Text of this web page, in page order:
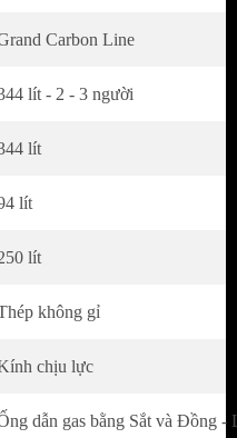
dụng
mặt được mạ crom
lê tổ ong độc đáo,
kế tinh tế, vừa đẹp
kế ở vị trí thuận
chế độ làm lạnh
điện và nhiều tính
Carbon Line
lít - 2 - 3 người
lít
lít
lít
không gỉ
chịu lực
dẫn gas bằng Sắt và Đồng -